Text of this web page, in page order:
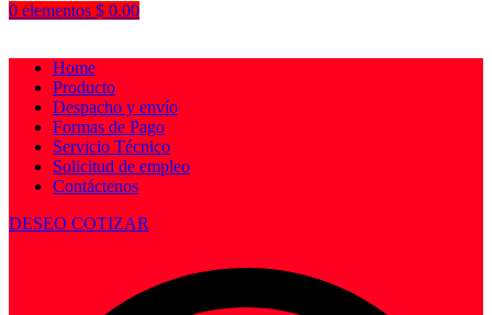
0 elementos $ 0.00
Home
Producto
Despacho y envío
Formas de Pago
Servicio Técnico
Solicitud de empleo
Contáctenos
DESEO COTIZAR